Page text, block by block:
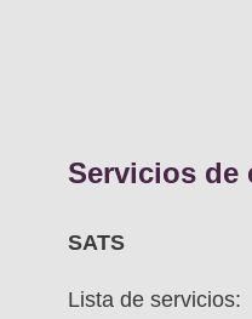
Servicios de
SATS
Lista de servicios: